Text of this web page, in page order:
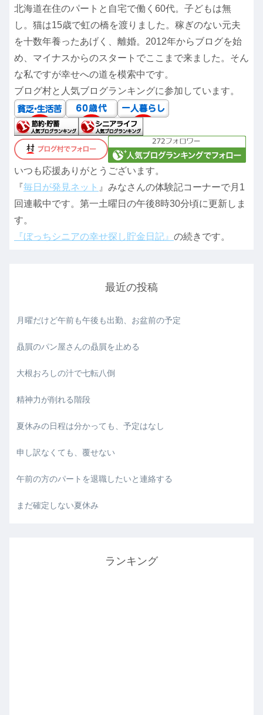
北海道在住のパートと自宅で働く60代。子どもは無
し。猫は15歳で虹の橋を渡りました。稼ぎのない元夫
を十数年養ったあげく、離婚。2012年からブログを始
め、マイナスからのスタートでここまで来ました。そん
な私ですが幸せへの道を模索中です。
ブログ村と人気ブログランキングに参加しています。
いつも応援ありがとうございます。
『毎日が発見ネット 』みなさんの体験記コーナーで月1
回連載中です。第一土曜日の午後8時30分頃に更新しま
す。
『ぼっちシニアの幸せ探し貯金日記』 の続きです。
最近の投稿
月曜だけど午前も午後も出勤、お盆前の予定
贔屓のパン屋さんの贔屓を止める
大根おろしの汁で七転八倒
精神力が削れる階段
夏休みの日程は分かっても、予定はなし
申し訳なくても、覆せない
午前の方のパートを退職したいと連絡する
まだ確定しない夏休み
ランキング